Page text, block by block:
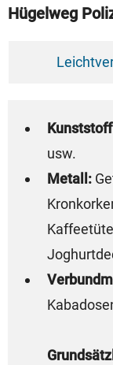
Hügelweg
usw.
Metall: